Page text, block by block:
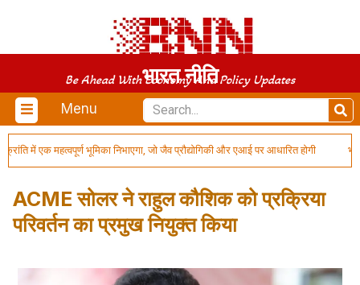
भारत नीति
Be Ahead With Economy And Policy Updates
Menu
में एक महत्वपूर्ण भूमिका निभाएगा, जो जैव प्रौद्योगिकी और एआई पर आधारित होगी भारत
ACME सोलर ने राहुल कौशिक को प्रक्रिया
परिवर्तन का प्रमुख नियुक्त किया